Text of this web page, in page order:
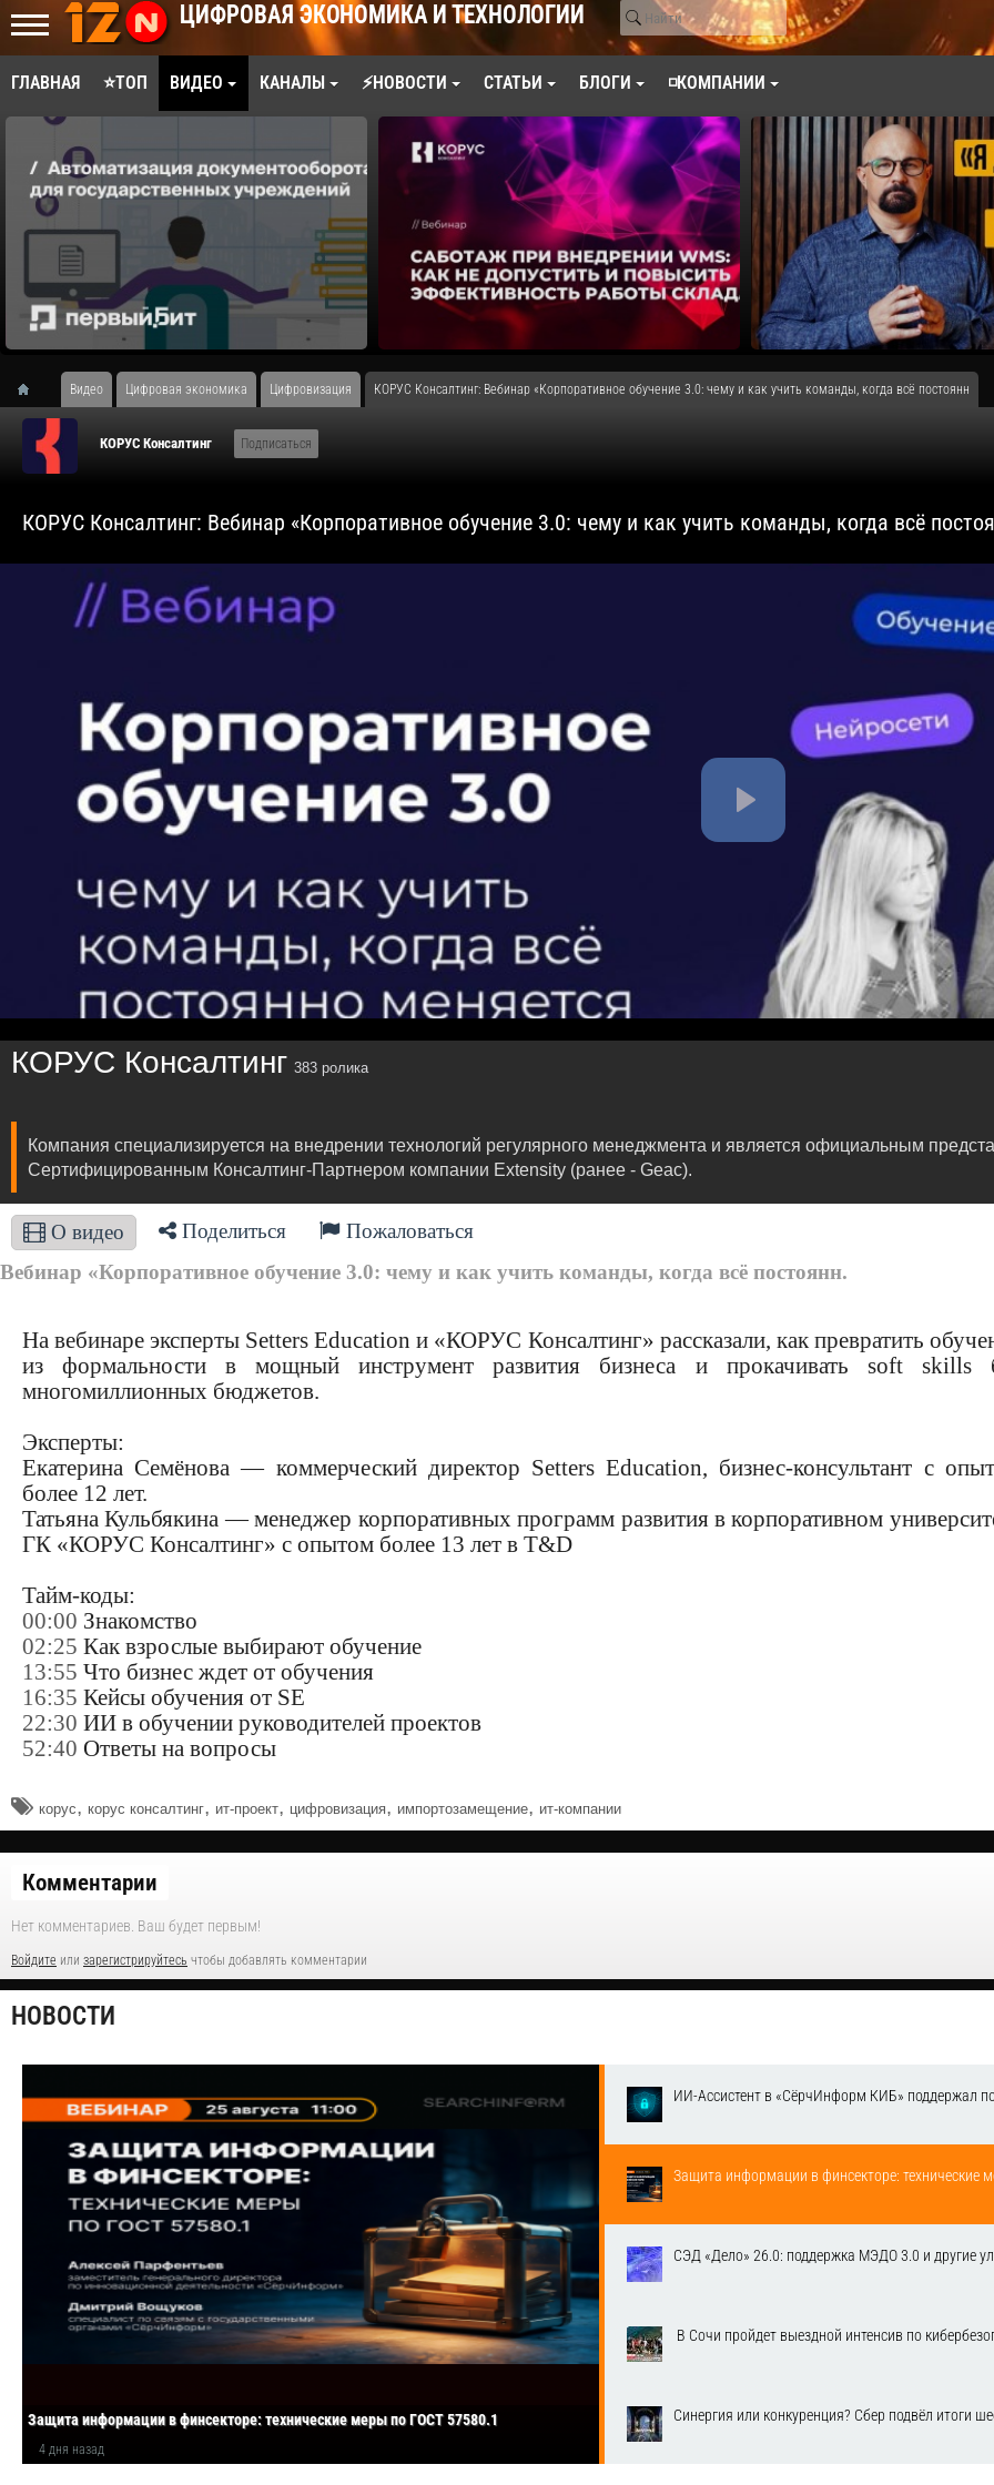
ЦИФРОВАЯ ЭКОНОМИКА И ТЕХНОЛОГИИ
ГЛАВНАЯ ⭐ТОП ВИДЕО КАНАЛЫ ⚡НОВОСТИ СТАТЬИ БЛОГИ ◽КОМПАНИИ
Видео Цифровая экономика Цифровизация ​КОРУС Консалтинг: Вебинар «Корпоративное обучение 3.0: чему и как учить команды, когда всё постоянн
КОРУС Консалтинг Подписаться
​КОРУС Консалтинг: Вебинар «Корпоративное обучение 3.0: чему и как учить команды, когда всё
КОРУС Консалтинг 383 ролика
Компания специализируется на внедрении технологий регулярного менеджмента и является официальным
Сертифицированным Консалтинг-Партнером компании Extensity (ранее - Geac).
О видео Поделиться
Пожаловаться
Вебинар «Корпоративное обучение 3.0: чему и как учить команды, когда всё постоянн.
На вебинаре эксперты Setters Education и «КОРУС Консалтинг» рассказали, как превратить
из формальности в мощный инструмент развития бизнеса и прокачивать soft skills
многомиллионных бюджетов.
Эксперты:
Екатерина Семёнова — коммерческий директор Setters Education, бизнес-консультант с
более 12 лет.
Татьяна Кульбякина — менеджер корпоративных программ развития в корпоративном
ГК «КОРУС Консалтинг» с опытом более 13 лет в T&D
Тайм-коды:
00:00 Знакомство
02:25 Как взрослые выбирают обучение
13:55 Что бизнес ждет от обучения
16:35 Кейсы обучения от SE
22:30 ИИ в обучении руководителей проектов
52:40 Ответы на вопросы
корус, корус консалтинг, ит-проект, цифровизация, импортозамещение, ит-компании
Комментарии
Нет комментариев. Ваш будет первым!
Войдите или зарегистрируйтесь чтобы добавлять комментарии
НОВОСТИ
Защита информации в финсекторе: технические меры по ГОСТ 57580.1
4 дня назад
ИИ-Ассистент в «СёрчИнформ КИБ» поддержал
Защита информации в финсекторе: технические
СЭД «Дело» 26.0: поддержка МЭДО 3.0 и другие
В Сочи пройдет выездной интенсив по
Синергия или конкуренция? Сбер подвёл итоги